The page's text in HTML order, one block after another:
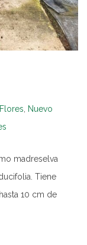
Flores
Nuevo
madreselva
Tiene
10 cm de